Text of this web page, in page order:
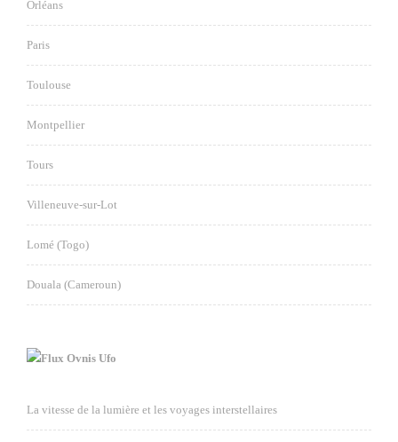
Orléans
Paris
Toulouse
Montpellier
Tours
Villeneuve-sur-Lot
Lomé (Togo)
Douala (Cameroun)
Ovnis Ufo
La vitesse de la lumière et les voyages interstellaires